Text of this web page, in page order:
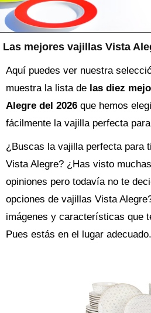
Las mejores vajillas Vista
Aquí puedes ver nuestra
muestra la lista de las diez
Alegre del 2026 que hemos
fácilmente la vajilla perfecta
¿Buscas la vajillaperfecta para
Vista Alegre? ¿Has visto
opiniones pero todavía no te
opciones de vajillas Vista Alegre
imágenes y características que
Pues estás en el lugar adecuado.